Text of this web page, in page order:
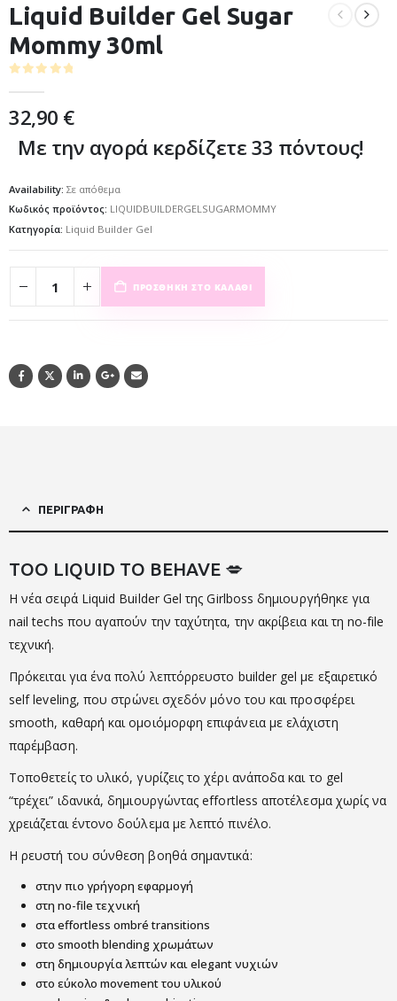
Liquid Builder Gel Sugar
Mommy 30ml
32,90 €
Με την αγορά κερδίζετε 33 πόντους!
Availability: Σε απόθεμα
Κωδικός προϊόντος: LIQUIDBUILDERGELSUGARMOMMY
Κατηγορία: Liquid Builder Gel
ΠΡΟΣΘΉΚΗ ΣΤΟ ΚΑΛΆΘΙ
ΠΕΡΙΓΡΑΦΉ
TOO LIQUID TO BEHAVE 💋
Η νέα σειρά Liquid Builder Gel τηςGirlboss δημιουργήθηκε για
nail techs που αγαπούν την ταχύτητα, την ακρίβεια και τη no-file
τεχνική.
Πρόκειται για ένα πολύ λεπτόρρευστο builder gel με εξαιρετικό
self leveling, που στρώνει σχεδόν μόνο του και προσφέρει
smooth, καθαρή και ομοιόμορφη επιφάνεια με ελάχιστη
παρέμβαση.
Τοποθετείς το υλικό, γυρίζεις το χέρι ανάποδα και το gel
“τρέχει” ιδανικά, δημιουργώντας effortless αποτέλεσμα χωρίς να
χρειάζεται έντονο δούλεμα με λεπτό πινέλο.
Η ρευστή του σύνθεση βοηθά σημαντικά:
στην πιο γρήγορη εφαρμογή
στη no-file τεχνική
στα effortless ombré transitions
στο smooth blending χρωμάτων
στη δημιουργία λεπτών και elegant νυχιών
στο εύκολο movement του υλικού